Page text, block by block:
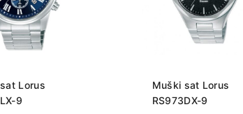
Lorus
9
Muški sat Lorus
RS973DX-9